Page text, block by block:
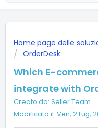
Home page delle
OrderDesk
Which E-
integrate with
Creato da: Seller Team
Modificato il: Ven, 2 Lug,